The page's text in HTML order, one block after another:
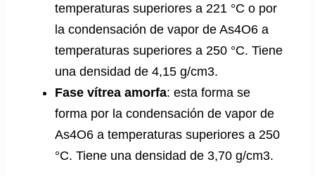
temperaturas superiores a 221 °C o por
la condensación de vapor de As4O6 a
temperaturas superiores a 250 °C. Tiene
una densidad de 4,15 g/cm3.
Fase vítrea amorfa: esta forma se
forma por la condensación de vapor de
As4O6 a temperaturas superiores a 250
°C. Tiene una densidad de 3,70 g/cm3.